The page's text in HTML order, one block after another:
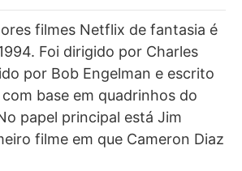
filmes Netflix de fantasia é
Foi dirigido por Charles
por Bob Engelman e escrito
base em quadrinhos do
papel principal está Jim
filme em que Cameron Diaz